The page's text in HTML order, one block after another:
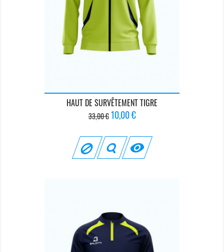
HAUT DE SURVÊTEMENT TIGRE
Prix
de
base
33,00 € Prix
10,00 €
